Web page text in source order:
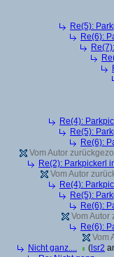
Re(5):
Re(6):
Re(4):
Re(5):
Re(6):
Vom Autor
Re(2): Parkpickerl
Vom Autor
Re(4):
Re(5):
Re(6):
Vom Autor
Re(6):
Vom
Nicht ganz....
( lsr2